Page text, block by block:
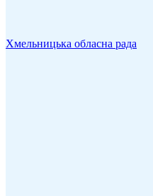
Хмельницька обласна рада